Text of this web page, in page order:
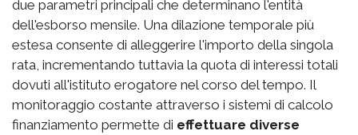
due parametri principali che determinano l'entità
dell'esborso mensile. Una dilazione temporale più
estesa consente di alleggerire l'importo della singola
rata, incrementando tuttavia la quota di interessi totali
dovuti all'istituto erogatore nel corso del tempo. Il
monitoraggio costante attraverso i sistemi di calcolo
finanziamento permette di effettuare diverse